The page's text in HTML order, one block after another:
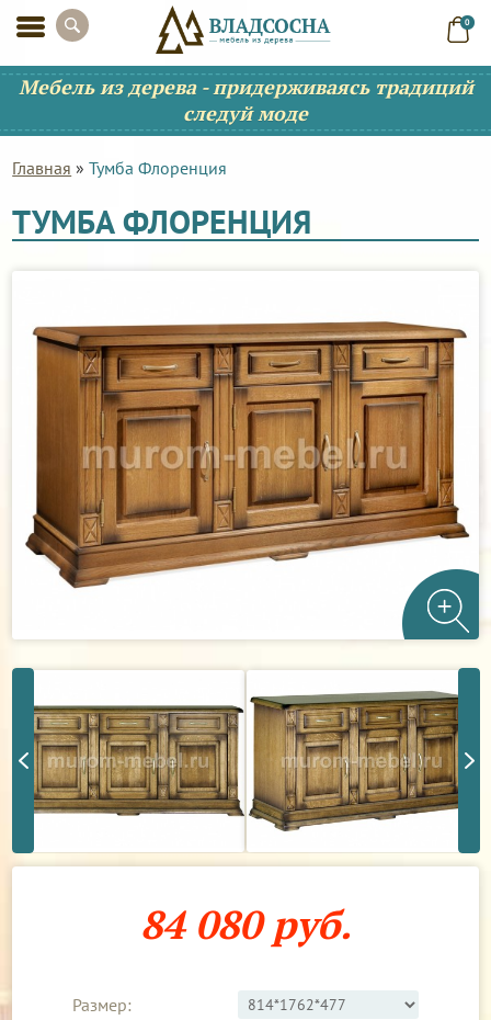
0
Мебель из дерева - придерживаясь традиций
следуй моде
Главная »Тумба Флоренция
ТУМБА ФЛОРЕНЦИЯ
84 080 руб.
Размер: